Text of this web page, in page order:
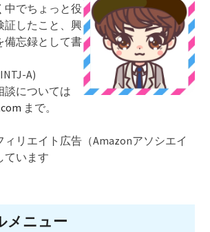
中でちょっと役
証したこと、興
備忘録として書
A)
談については
まで。
ィリエイト広告（Amazonアソシエイ
ています
メニュー